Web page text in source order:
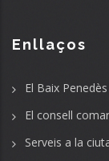
Enllaços
El Baix Penedès
El consell
Serveis a la